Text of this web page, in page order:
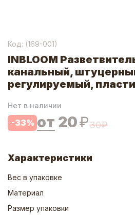
Код: (169-001)
INBLOOM
канальный,
регулируемый,
Нет в наличии
-33% от 20₽30₽
Характеристики
Вес в упаковке
Материал
Размер упаковки